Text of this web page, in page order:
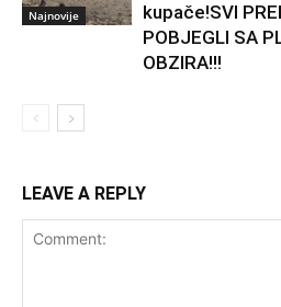
Najnovije
kupače!SVI
POBJEGLI SA
OBZIRA!!!
LEAVE A REPLY